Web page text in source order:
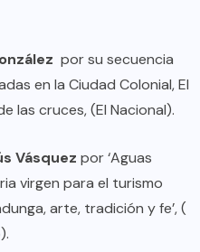
por su secuencia
en la Ciudad Colonial, El
las cruces, (El Nacional).
Vásquez por ‘Aguas
virgen para el turismo
arte, tradición y fe’, (
).